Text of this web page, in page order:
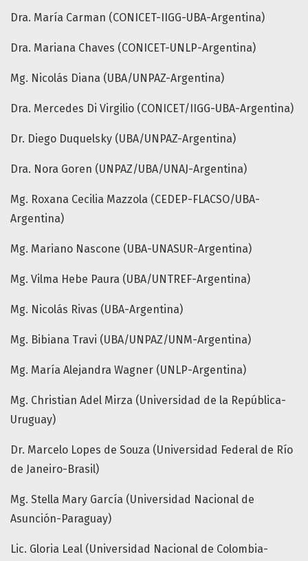
Dra. María Carman (CONICET-IIGG-UBA-Argentina)
Dra. Mariana Chaves (CONICET-UNLP-Argentina)
Mg. Nicolás Diana (UBA/UNPAZ-Argentina)
Dra. Mercedes Di Virgilio (CONICET/IIGG-UBA-Argentina)
Dr. Diego Duquelsky (UBA/UNPAZ-Argentina)
Dra. Nora Goren (UNPAZ/UBA/UNAJ-Argentina)
Mg. Roxana Cecilia Mazzola (CEDEP-FLACSO/UBA-
Argentina)
Mg. Mariano Nascone (UBA-UNASUR-Argentina)
Mg. Vilma Hebe Paura (UBA/UNTREF-Argentina)
Mg. Nicolás Rivas (UBA-Argentina)
Mg. Bibiana Travi (UBA/UNPAZ/UNM-Argentina)
Mg. María Alejandra Wagner (UNLP-Argentina)
Mg. Christian Adel Mirza (Universidad de la República-
Uruguay)
Dr. Marcelo Lopes de Souza (Universidad Federal de Río
de Janeiro-Brasil)
Mg. Stella Mary García (Universidad Nacional de
Asunción-Paraguay)
Lic. Gloria Leal (Universidad Nacional de Colombia-